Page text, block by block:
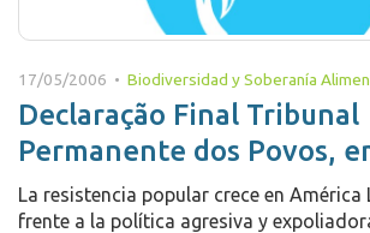
17/05/2006 • Biodiversidad y Soberanía
Declaração Final Tribunal
Permanente dos Povos,
La resistencia popular crece en América
frente a la política agresiva y